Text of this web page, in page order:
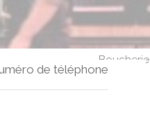
Boucherie
de téléphone